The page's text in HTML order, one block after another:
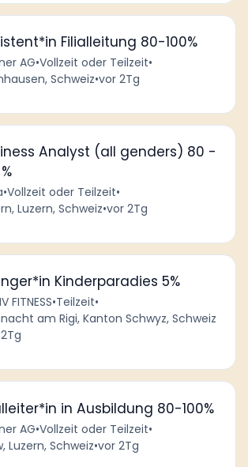
Filialleitung 80-100%
AG•Vollzeit oder Teilzeit•
Schweiz•vor 2Tg
Analyst (all genders) 80 -
•Vollzeit oder Teilzeit•
Luzern, Schweiz•vor 2Tg
Kinderparadies 5%
FITNESS•Teilzeit•
am Rigi, Kanton Schwyz, Schweiz
in Ausbildung 80-100%
AG•Vollzeit oder Teilzeit•
Luzern, Schweiz•vor 2Tg